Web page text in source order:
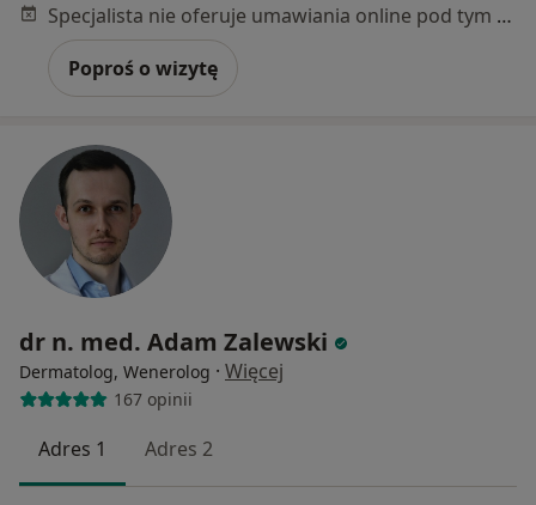
Specjalista nie oferuje umawiania online pod tym adresem.
Poproś o wizytę
dr n. med. Adam Zalewski
Dermatolog, Wenerolog · Więcej
167 opinii
Adres 1 Adres 2